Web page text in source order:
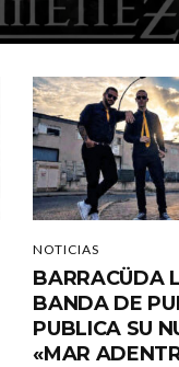
NOTICIAS
BARRACÜDA
BANDA DE
PUBLICA SU
«MAR